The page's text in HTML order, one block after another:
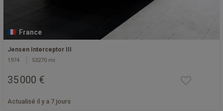
France
Jensen Interceptor III
1974 53270 mi
35 000 €
Actualisé il y a 7 jours